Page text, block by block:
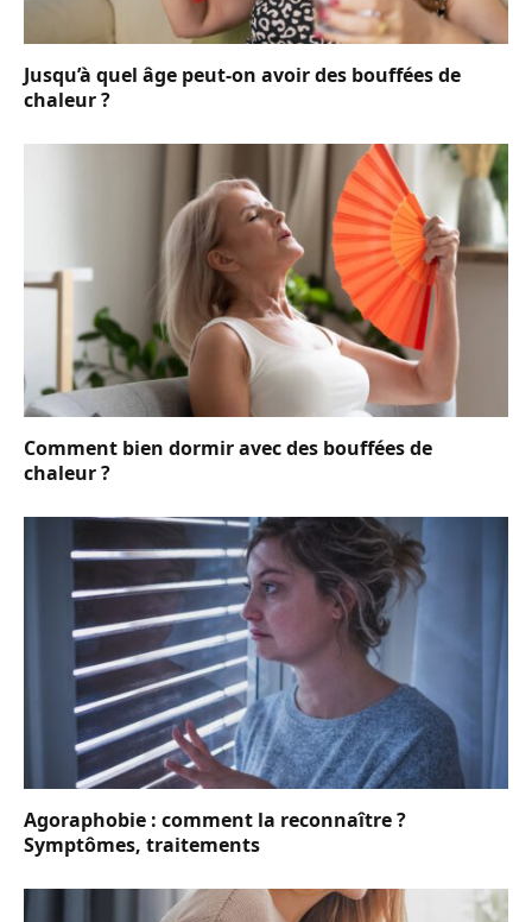
Jusqu’à quel âge peut-on avoir des bouffées de
chaleur ?
Comment bien dormir avec des bouffées de
chaleur ?
Agoraphobie : comment la reconnaître ?
Symptômes, traitements